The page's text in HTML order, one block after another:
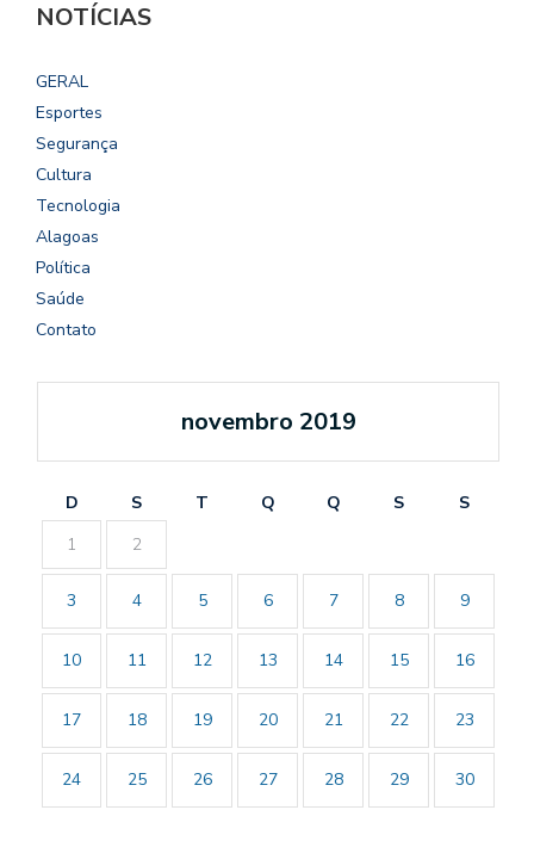
NOTÍCIAS
GERAL
Esportes
Segurança
Cultura
Tecnologia
Alagoas
Política
Saúde
Contato
novembro 2019
D S T Q Q S
S
1
2
3 4 5 6 7 8 9
10 11 12 13 14 15 16
17 18 19 20 21 22 23
24 25 26 27 28 29 30